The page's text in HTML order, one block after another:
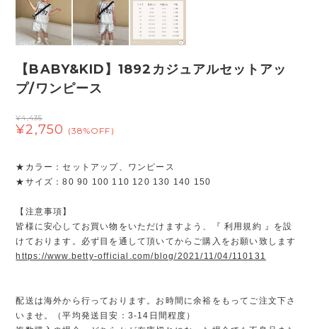
【BABY&KID】1892カジュアルセットアッ
プ/ワンピース
¥4,435
¥2,750 (38%OFF)
★カラー：セットアップ、ワンピース
★サイズ：80 90 100 110 120 130 140 150
【注意事項】
皆様に安心してお買い物をいただけますよう、『 利用規約 』を設
けております。必ず目を通して頂いてからご購入をお願い致します
https://www.betty-official.com/blog/2021/11/04/110131
配送は海外から行っております。お時間に余裕をもってご注文下さ
いませ。（平均発送目安：3-14日間程度）